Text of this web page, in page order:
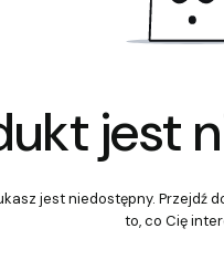
jest
jest niedostępny. Przejdź
to, co Cię